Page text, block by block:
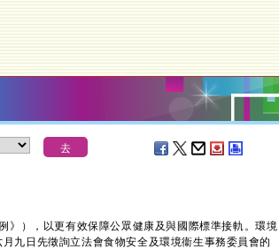
），以更有效保障公眾健康及與國際標準接軌。環境
九日先徵詢立法會食物安全及環境衞生事務委員會的